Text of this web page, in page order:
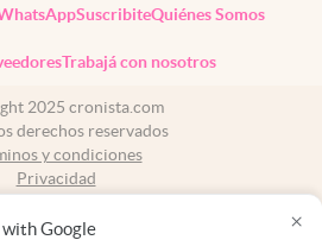
Google ×
SuscribiteQuiénes Somos
Trabajá con nosotros
2025 cronista.com
derechos reservados
y condiciones
Privacidad
+54 11 7078-3270